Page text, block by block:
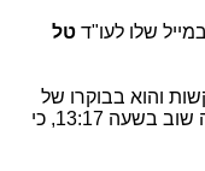
שלו לעו"ד טל
והוא בבוקרו של
עונה לה ואח"כ שולח את המייל הזה שוב בשעה 13:17, כי